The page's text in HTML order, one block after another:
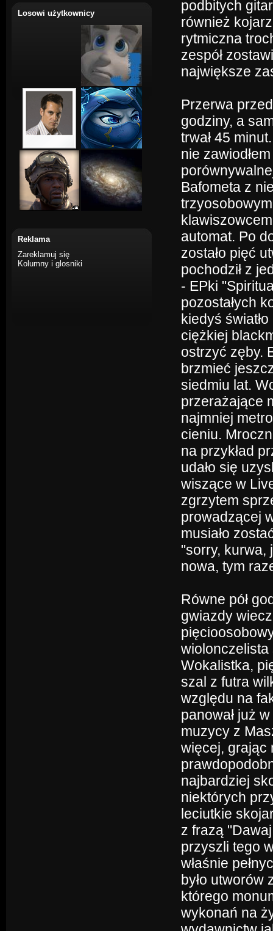
Losowi użytkownicy
Reklama
Zareklamuj się
Kolumny i glosniki
podbitych
również
rytmiczna
zespół
największe
Przerwa
godziny, a
trwał 45
nie
Bafometa z
automat. Po
zostało pięć
pochodził z
- EPki
pozostałych
kiedyś
ciężkiej
ostrzyć zęby.
brzmieć
siedmiu lat.
przerażające
najmniej
cieniu.
na przykład
udało się
wiszące w
zgrzytem
prowadzącej
musiało
"sorry, kurwa,
nowa, tym
Równe pół
gwiazdy
Wokalistka,
szal z futra
względu na
panował już
muzycy z
więcej, grając
najbardziej
niektórych
leciutkie
z frazą
przyszli tego
właśnie
było utworów
którego
wykonań na